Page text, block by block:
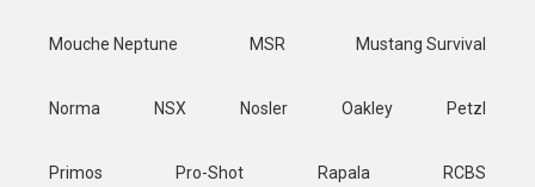
Mouche Neptune MSR Mustang Survival
Norma NSX Nosler Oakley Petzl
Primos Pro-Shot Rapala RCBS